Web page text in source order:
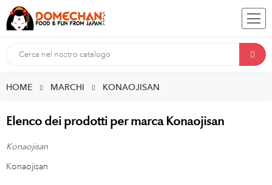
HOME MARCHI KONAOJISAN
Elenco dei prodotti per marca Konaojisan
Konaojisan
Konaojisan